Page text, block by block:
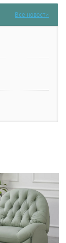
Все новости